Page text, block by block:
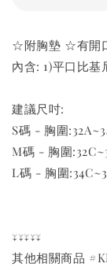
☆附胸墊 ☆有開
內含: 1)平口比基
建議尺吋:
S碼 - 胸圍
M碼 - 胸圍
L碼 - 胸圍
↓↓↓↓↓
其他相關商品